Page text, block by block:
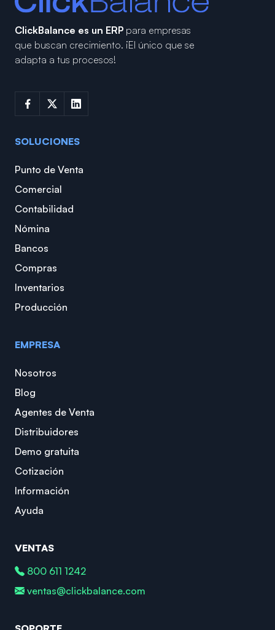
ClickBalance es un ERP para empresas
que buscan crecimiento. ¡El único que se
adapta a tus procesos!
SOLUCIONES
Punto de Venta
Comercial
Contabilidad
Nómina
Bancos
Compras
Inventarios
Producción
EMPRESA
Nosotros
Blog
Agentes de Venta
Distribuidores
Demo gratuita
Cotización
Información
Ayuda
VENTAS
800 611 1242
ventas@clickbalance.com